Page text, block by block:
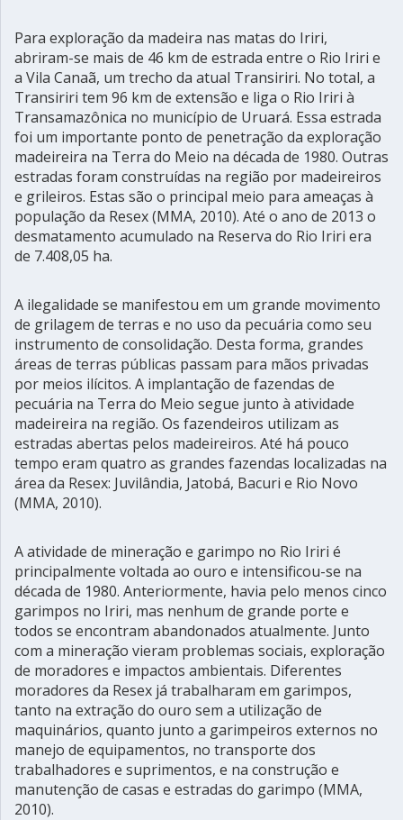
Para exploração da madeira nas matas do Iriri,
abriram-se mais de 46 km de estrada entre o Rio Iriri e
a Vila Canaã, um trecho da atual Transiriri. No total, a
Transiriri tem 96 km de extensão e liga o Rio Iriri à
Transamazônica no município de Uruará. Essa estrada
foi um importante ponto de penetração da exploração
madeireira na Terra do Meio na década de 1980. Outras
estradas foram construídas na região por madeireiros
e grileiros. Estas são o principal meio para ameaças à
população da Resex (MMA, 2010). Até o ano de 2013 o
desmatamento acumulado na Reserva do Rio Iriri era
de 7.408,05 ha.
A ilegalidade se manifestou em um grande movimento
de grilagem de terras e no uso da pecuária como seu
instrumento de consolidação. Desta forma, grandes
áreas de terras públicas passam para mãos privadas
por meios ilícitos. A implantação de fazendas de
pecuária na Terra do Meio segue junto à atividade
madeireira na região. Os fazendeiros utilizam as
estradas abertas pelos madeireiros. Até há pouco
tempo eram quatro as grandes fazendas localizadas na
área da Resex: Juvilândia, Jatobá, Bacuri e Rio Novo
(MMA, 2010).
A atividade de mineração e garimpo no Rio Iriri é
principalmente voltada ao ouro e intensificou-se na
década de 1980. Anteriormente, havia pelo menos cinco
garimpos no Iriri, mas nenhum de grande porte e
todos se encontram abandonados atualmente. Junto
com a mineração vieram problemas sociais, exploração
de moradores e impactos ambientais. Diferentes
moradores da Resex já trabalharam em garimpos,
tanto na extração do ouro sem a utilização de
maquinários, quanto junto a garimpeiros externos no
manejo de equipamentos, no transporte dos
trabalhadores e suprimentos, e na construção e
manutenção de casas e estradas do garimpo (MMA,
2010).